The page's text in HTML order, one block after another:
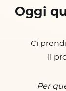
Oggi
Ci
il
Per